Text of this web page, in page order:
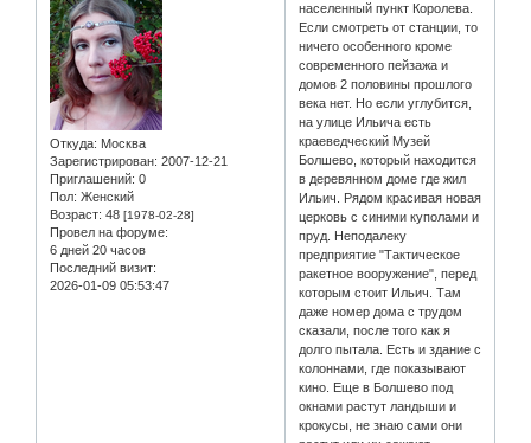
Откуда: Москва
Зарегистрирован: 2007-12-21
Приглашений: 0
Пол: Женский
Возраст: 48 [1978-02-28]
Провел на форуме:
6 дней 20 часов
Последний визит:
2026-01-09 05:53:47
населенный пункт Королева.
Если смотреть от станции, то
ничего особенного кроме
современного пейзажа и
домов 2 половины прошлого
века нет. Но если углубится,
на улице Ильича есть
краеведческий Музей
Болшево, который находится
в деревянном доме где жил
Ильич. Рядом красивая новая
церковь с синими куполами и
пруд. Неподалеку
предприятие "Тактическое
ракетное вооружение", перед
которым стоит Ильич. Там
даже номер дома с трудом
сказали, после того как я
долго пытала. Есть и здание с
колоннами, где показывают
кино. Еще в Болшево под
окнами растут ландыши и
крокусы, не знаю сами они